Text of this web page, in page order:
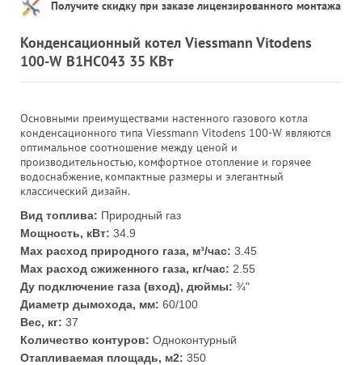
Получите скидку при заказе лицензированного монтажа
Конденсационный котел Viessmann Vitodens
100-W B1HC043 35 КВт
Основными преимуществами настенного газового котла
конденсационного типа Viessmann Vitodens 100-W являются
оптимальное соотношение между ценой и
производительностью, комфортное отопление и горячее
водоснабжение, компактные размеры и элегантный
классический дизайн.
Вид топлива: Природный газ
Мощность, кВт: 34.9
Max расход природного газа, м³/час: 3.45
Max расход сжиженного газа, кг/час: 2.55
Ду подключение газа (вход), дюймы: ¾"
Диаметр дымохода, мм: 60/100
Вес, кг: 37
Количество контуров: Одноконтурный
Отапливаемая площадь, м2: 350